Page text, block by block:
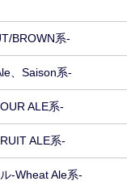
BROWN系-
、Saison系-
ALE系-
ALE系-
-Wheat Ale系-